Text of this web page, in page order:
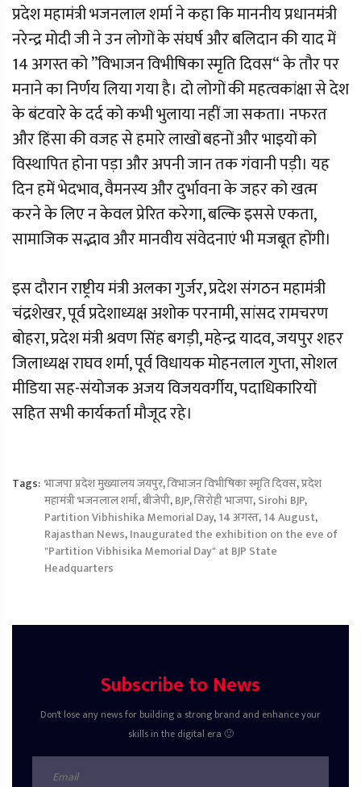
प्रदेश महामंत्री भजनलाल शर्मा ने कहा कि माननीय प्रधानमंत्री
नरेन्द्र मोदी जी ने उन लोगों के संघर्ष और बलिदान की याद में
14 अगस्त को ”विभाजन विभीषिका स्मृति दिवस“ के तौर पर
मनाने का निर्णय लिया गया है। दो लोगों की महत्वकांक्षा से देश
के बंटवारे के दर्द को कभी भुलाया नहीं जा सकता। नफरत
और हिंसा की वजह से हमारे लाखों बहनों और भाइयों को
विस्थापित होना पड़ा और अपनी जान तक गंवानी पड़ी। यह
दिन हमें भेदभाव, वैमनस्य और दुर्भावना के जहर को खत्म
करने के लिए न केवल प्रेरित करेगा, बल्कि इससे एकता,
सामाजिक सद्भाव और मानवीय संवेदनाएं भी मजबूत होंगी।
इस दौरान राष्ट्रीय मंत्री अलका गुर्जर, प्रदेश संगठन महामंत्री
चंद्रशेखर, पूर्व प्रदेशाध्यक्ष अशोक परनामी, सांसद रामचरण
बोहरा, प्रदेश मंत्री श्रवण सिंह बगड़ी, महेन्द्र यादव, जयपुर शहर
जिलाध्यक्ष राघव शर्मा, पूर्व विधायक मोहनलाल गुप्ता, सोशल
मीडिया सह-संयोजक अजय विजयवर्गीय, पदाधिकारियों
सहित सभी कार्यकर्ता मौजूद रहे।
Tags: भाजपा प्रदेश मुख्यालय जयपुर,विभाजन विभीषिका स्मृति दिवस,प्रदेश
महामंत्री भजनलाल शर्मा,बीजेपी,BJP,सिरोही भाजपा,Sirohi BJP,
Partition Vibhishika Memorial Day,14 अगस्त,14 August,
Rajasthan News,Inaugurated the exhibition on the eve of
"Partition Vibhisika Memorial Day" at BJP State
Headquarters
Subscribe to News
Don't lose any news for building a strong brand and enhance your
skills in the digital era 🙂